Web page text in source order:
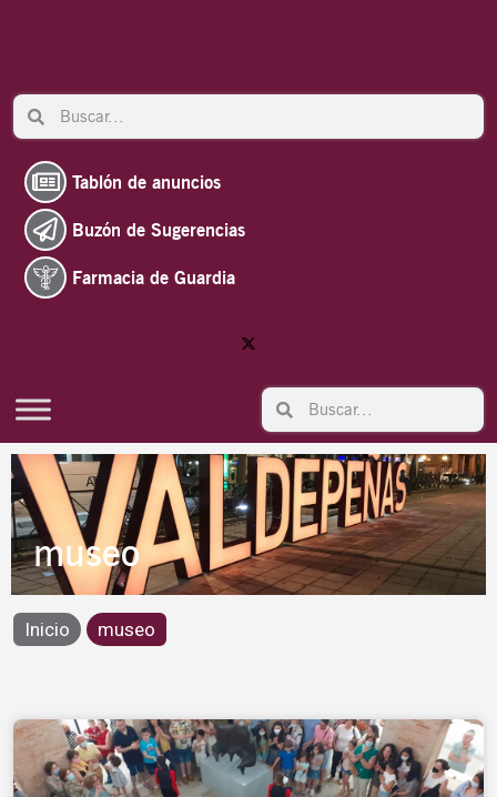
Search Search
Tablón de anuncios
Buzón de Sugerencias
Farmacia de Guardia
Search Search
museo
Inicio museo